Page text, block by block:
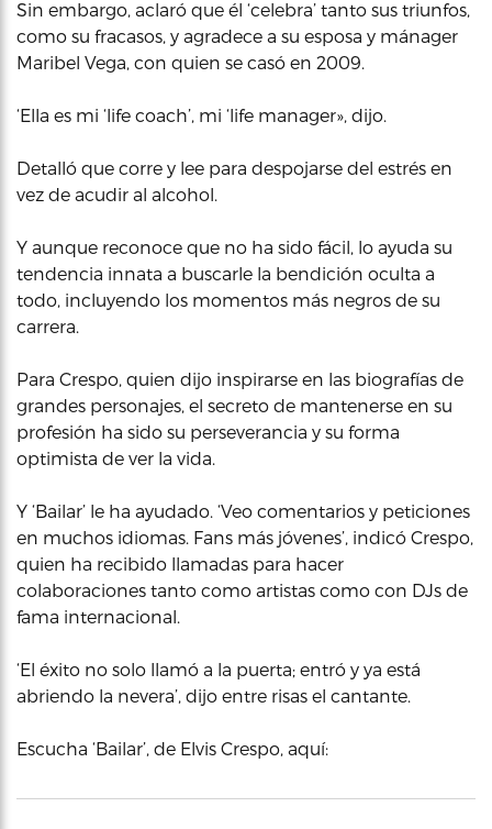
Sin embargo, aclaró que él ‘celebra’ tanto sus triunfos,
como su fracasos, y agradece a su esposa y mánager
Maribel Vega, con quien se casó en 2009.
‘Ella es mi ‘life coach’, mi ‘life manager», dijo.
Detalló que corre y lee para despojarse del estrés en
vez de acudir al alcohol.
Y aunque reconoce que no ha sido fácil, lo ayuda su
tendencia innata a buscarle la bendición oculta a
todo, incluyendo los momentos más negros de su
carrera.
Para Crespo, quien dijo inspirarse en las biografías de
grandes personajes, el secreto de mantenerse en su
profesión ha sido su perseverancia y su forma
optimista de ver la vida.
Y ‘Bailar’ le ha ayudado. ‘Veo comentarios y peticiones
en muchos idiomas. Fans más jóvenes’, indicó Crespo,
quien ha recibido llamadas para hacer
colaboraciones tanto como artistas como con DJs de
fama internacional.
‘El éxito no solo llamó a la puerta; entró y ya está
abriendo la nevera’, dijo entre risas el cantante.
Escucha ‘Bailar’, de Elvis Crespo, aquí: